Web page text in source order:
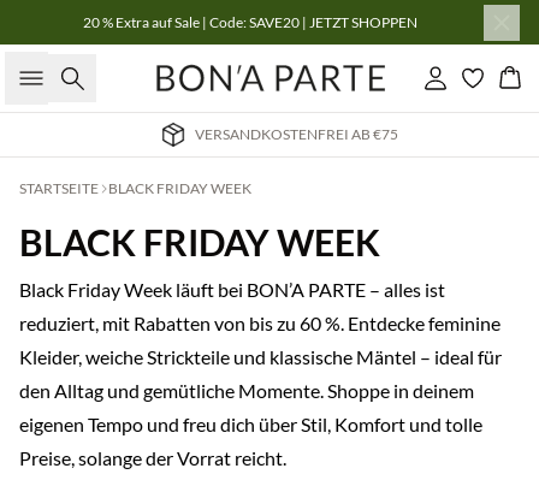
20 % Extra auf Sale | Code: SAVE20 | JETZT SHOPPEN
Suche Einloggen
VERSANDKOSTENFREI AB €75
STARTSEITE BLACK FRIDAY WEEK
BLACK FRIDAY WEEK
Black Friday Week läuft bei BON’A PARTE – alles ist
reduziert, mit Rabatten von bis zu 60 %. Entdecke feminine
Kleider, weiche Strickteile und klassische Mäntel – ideal für
den Alltag und gemütliche Momente. Shoppe in deinem
eigenen Tempo und freu dich über Stil, Komfort und tolle
Preise, solange der Vorrat reicht.